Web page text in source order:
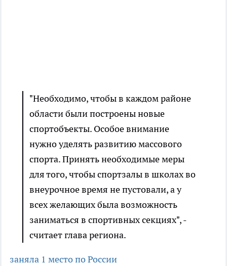
"Необходимо, чтобы в каждом районе
области были построены новые
спортобъекты. Особое внимание
нужно уделять развитию массового
спорта. Принять необходимые меры
для того, чтобы спортзалы в школах во
внеурочное время не пустовали, а у
всех желающих была возможность
заниматься в спортивных секциях", -
считает глава региона.
заняла 1 место по России